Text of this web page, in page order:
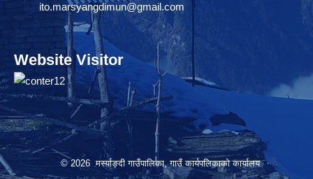
ito.marsyangdimun@gmail.com
Website Visitor
© 2026 मर्स्याङ्दी गाउँपालिका, गाउँ कार्यपलिकाको कार्यालय